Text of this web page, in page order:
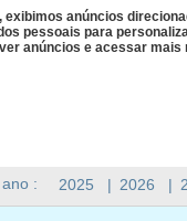
: 2025 | 2026 |
anúncios
pessoais para
anúncios e acessar mais